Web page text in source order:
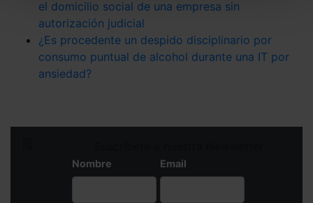
También puedesconfigurarlas cookies y
seleccionar solo aquellas que quieras permitir en tu
navegador. Si no seleccionas ninguna utilizaremos
las que sean indispensables para la navegación.
el domicilio social de una empresa sin
autorización judicial
¿Es procedente un despido disciplinario por
consumo puntual de alcohol durante una IT por
ansiedad?
Nombre Email